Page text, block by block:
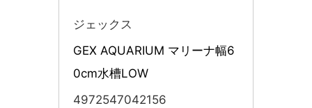
ジェックス
GEX AQUARIUM マリーナ幅6
0cm水槽LOW
4972547042156